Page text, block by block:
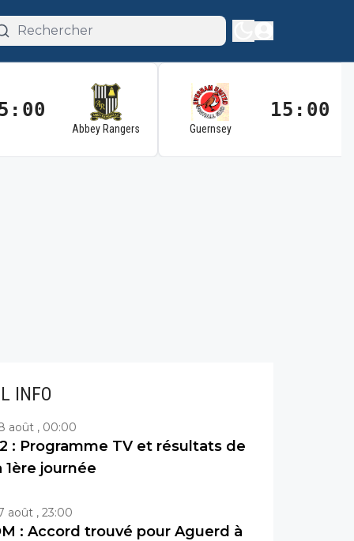
Abbey Rangers Guernsey
15:00
INFO
août , 00:00
: Programme TV et résultats de
1ère journée
août , 23:00
: Accord trouvé pour Aguerd à